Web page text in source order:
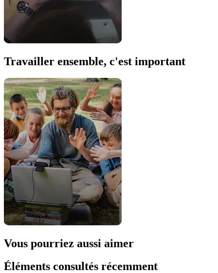
Travailler ensemble, c'est important
Vous pourriez aussi aimer
Éléments consultés récemment